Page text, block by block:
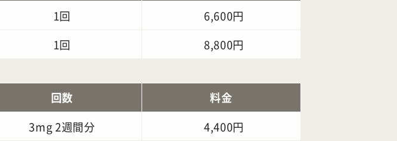
1回
6,600円
1回 8,800円
回数 料金
3mg 2週間分
4,400円